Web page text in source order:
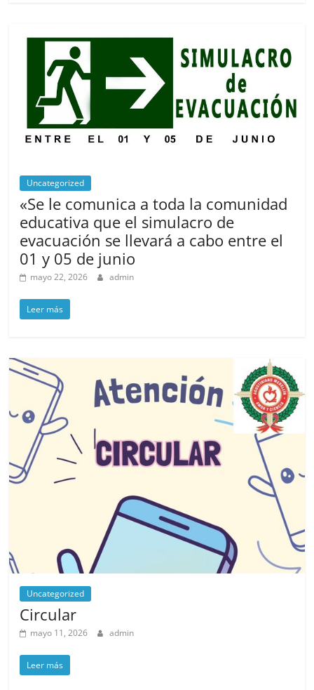
Uncategorized
«Se le comunica a toda la comunidad
educativa que el simulacro de
evacuación se llevará a cabo entre el
01 y 05 de junio
mayo 22, 2026 admin
Leer más
Uncategorized
Circular
mayo 11, 2026 admin
Leer más